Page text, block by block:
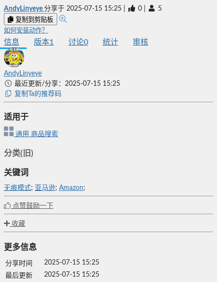
AndyLinyeye 分享于 2025-07-15 15:25 0 5
复制到剪贴板
如何安装动作？
信息 版本1 讨论0 统计 审核
AndyLinyeye
最近更新/分享：2025-07-15 15:25
复制Ta的推荐码
适用于
通用 商品搜索
分类(旧)
关键词
无痕模式; 亚马逊; Amazon;
点赞鼓励一下
收藏
更多信息
分享时间
2025-07-15 15:25
最后更新
2025-07-15 15:25